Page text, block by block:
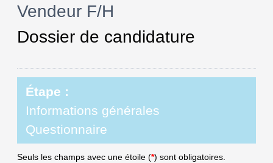
Vendeur F/H
Dossier de candidature
Étape :
Informations générales
Questionnaire
Seuls les champs avec une étoile (*) sont obligatoires.